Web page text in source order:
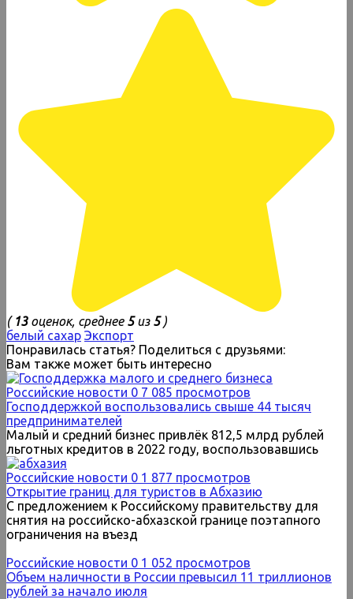
( 13оценок, среднее 5из 5)
белый сахар Экспорт
Понравилась статья? Поделиться с друзьями:
Вам также может быть интересно
Российские новости 0 7 085 просмотров
Господдержкой воспользовались свыше 44 тысяч
предпринимателей
Малый и средний бизнес привлёк 812,5 млрд рублей
льготных кредитов в 2022 году, воспользовавшись
Российские новости 0 1 877 просмотров
Открытие границ для туристов в Абхазию
С предложением к Российскому правительству для
снятия на российско-абхазской границе поэтапного
ограничения на въезд
Российские новости 0 1 052 просмотров
Объем наличности в России превысил 11 триллионов
рублей за начало июля